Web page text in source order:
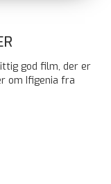
god film, der er
om Ifigenia fra